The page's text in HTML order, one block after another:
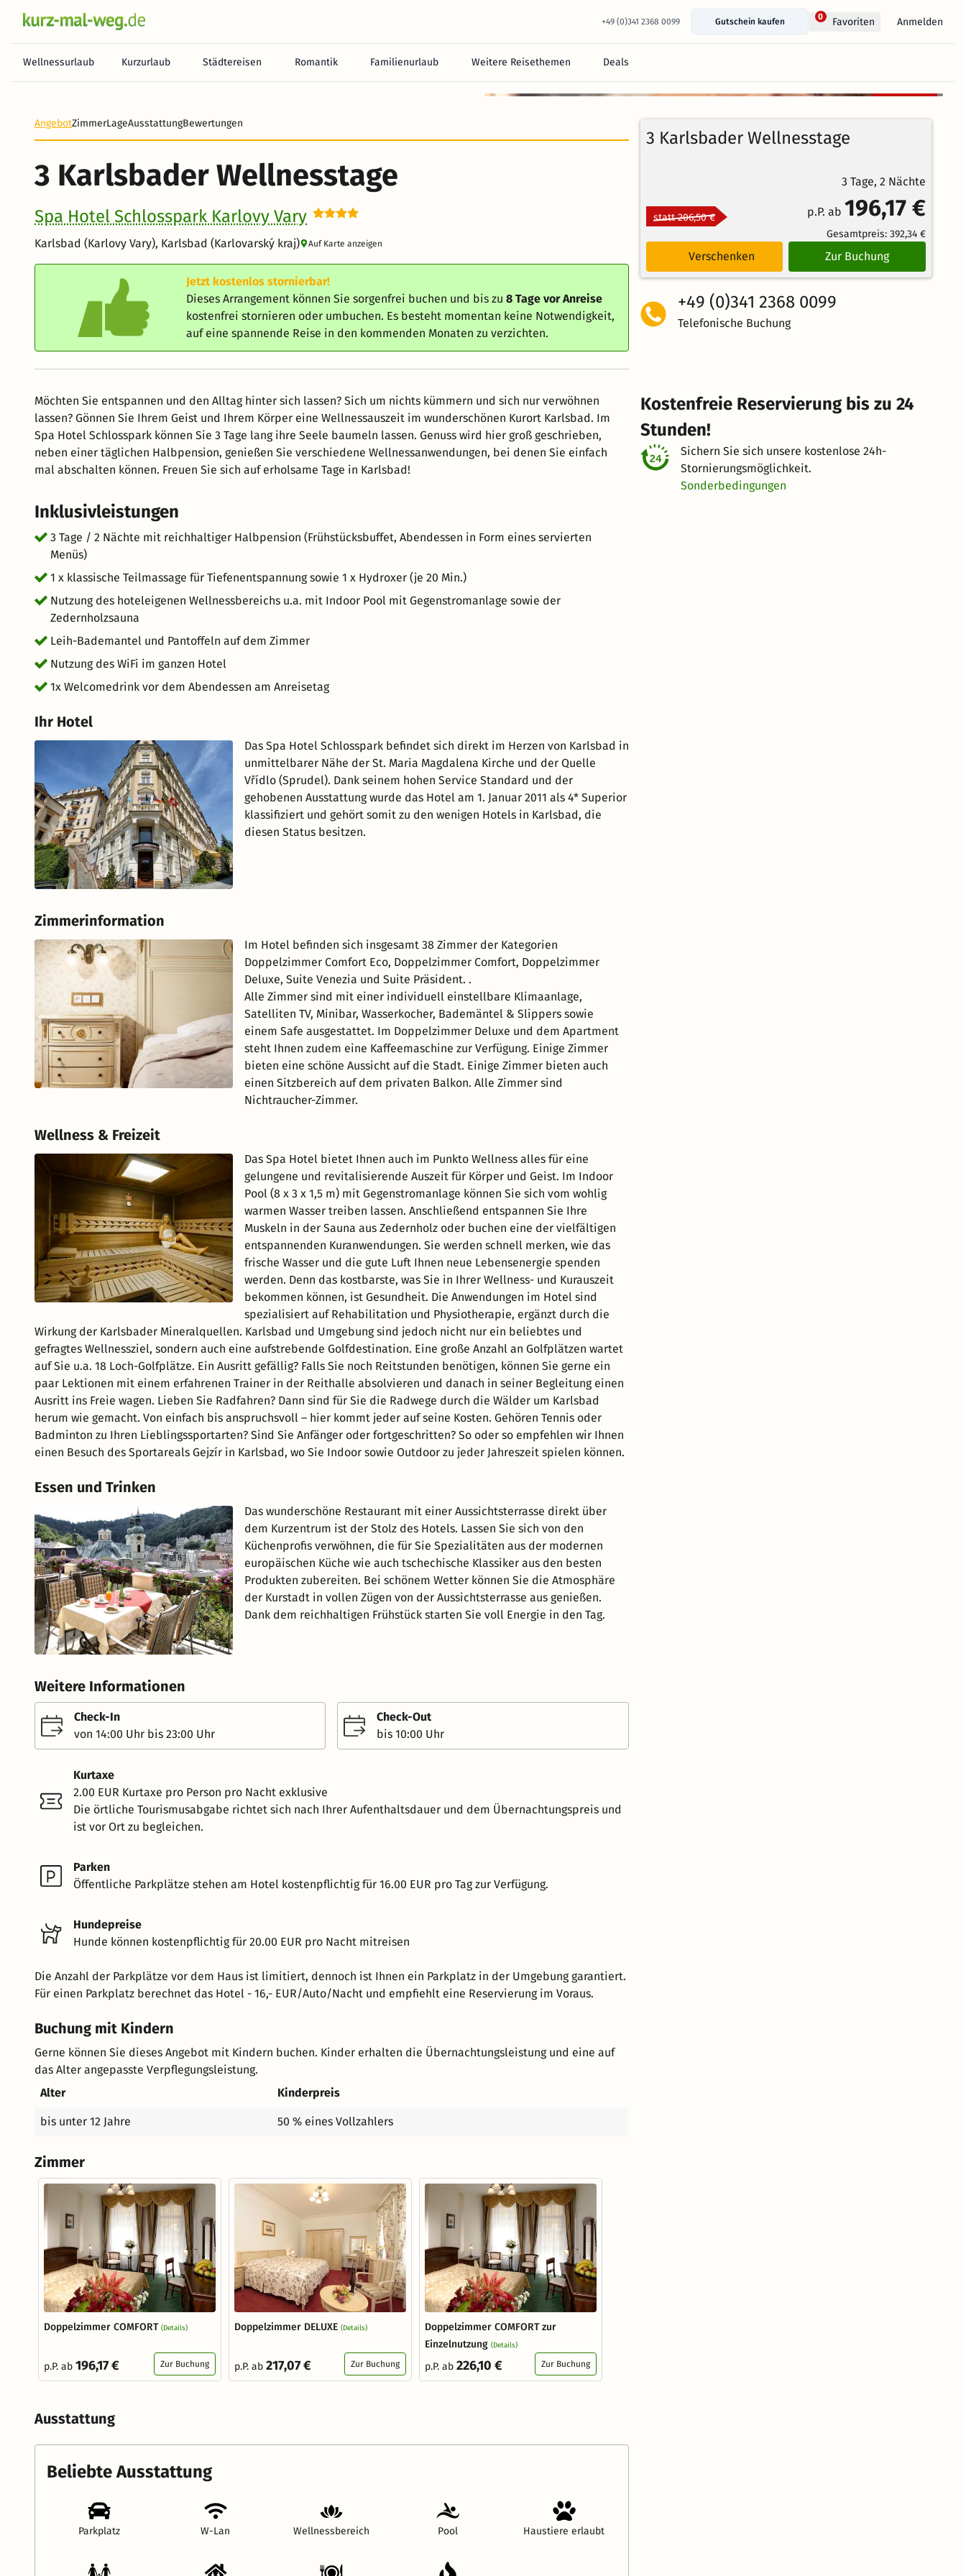
+49 (0)341 2368 0099 Gutschein kaufen
0 Favoriten Anmelden
Wellnessurlaub Kurzurlaub Städtereisen Romantik Familienurlaub Weitere Reisethemen Deals
88%
Bewertungen
4.3
stornierbar
AngebotZimmerLageAusstattungBewertungen
3 Karlsbader Wellnesstage
Spa Hotel Schlosspark Karlovy Vary
Karlsbad (Karlovy Vary), Karlsbad (Karlovarský kraj) Auf Karte anzeigen
Jetzt kostenlos stornierbar!
Dieses Arrangement können Sie sorgenfrei buchen und bis zu8 Tage vor Anreise
kostenfrei stornieren oder umbuchen. Es besteht momentan keine Notwendigkeit,
auf eine spannende Reise in den kommenden Monaten zu verzichten.
Möchten Sie entspannen und den Alltag hinter sich lassen? Sich um nichts kümmern und sich nur verwöhnen
lassen? Gönnen Sie Ihrem Geist und Ihrem Körper eine Wellnessauszeit im wunderschönen Kurort Karlsbad. Im
Spa Hotel Schlosspark können Sie 3 Tage lang ihre Seele baumeln lassen. Genuss wird hier groß geschrieben,
neben einer täglichen Halbpension, genießen Sie verschiedene Wellnessanwendungen, bei denen Sie einfach
mal abschalten können. Freuen Sie sich auf erholsame Tage in Karlsbad!
Inklusivleistungen
3 Tage / 2 Nächte mit reichhaltiger Halbpension (Frühstücksbuffet, Abendessen in Form eines servierten
Menüs)
1 x klassische Teilmassage für Tiefenentspannung sowie 1 x Hydroxer (je 20 Min.)
Nutzung des hoteleigenen Wellnessbereichs u.a. mit Indoor Pool mit Gegenstromanlage sowie der
Zedernholzsauna
Leih-Bademantel und Pantoffeln auf dem Zimmer
Nutzung des WiFi im ganzen Hotel
1x Welcomedrink vor dem Abendessen am Anreisetag
Ihr Hotel
Das Spa Hotel Schlosspark befindet sich direkt im Herzen von Karlsbad in
unmittelbarer Nähe der St. Maria Magdalena Kirche und der Quelle
Vřídlo (Sprudel). Dank seinem hohen Service Standard und der
gehobenen Ausstattung wurde das Hotel am 1. Januar 2011 als 4* Superior
klassifiziert und gehört somit zu den wenigen Hotels in Karlsbad, die
diesen Status besitzen.
Zimmerinformation
Im Hotel befinden sich insgesamt 38 Zimmer der Kategorien
Doppelzimmer Comfort Eco, Doppelzimmer Comfort, Doppelzimmer
Deluxe, Suite Venezia und Suite Präsident. .
Alle Zimmer sind mit einer individuell einstellbare Klimaanlage,
Satelliten TV, Minibar, Wasserkocher, Bademäntel & Slippers sowie
einem Safe ausgestattet. Im Doppelzimmer Deluxe und dem Apartment
steht Ihnen zudem eine Kaffeemaschine zur Verfügung. Einige Zimmer
bieten eine schöne Aussicht auf die Stadt. Einige Zimmer bieten auch
einen Sitzbereich auf dem privaten Balkon. Alle Zimmer sind
Nichtraucher-Zimmer.
Wellness & Freizeit
Das Spa Hotel bietet Ihnen auch im Punkto Wellness alles für eine
gelungene und revitalisierende Auszeit für Körper und Geist. Im Indoor
Pool (8 x 3 x 1,5 m) mit Gegenstromanlage können Sie sich vom wohlig
warmen Wasser treiben lassen. Anschließend entspannen Sie Ihre
Muskeln in der Sauna aus Zedernholz oder buchen eine der vielfältigen
entspannenden Kuranwendungen. Sie werden schnell merken, wie das
frische Wasser und die gute Luft Ihnen neue Lebensenergie spenden
werden. Denn das kostbarste, was Sie in Ihrer Wellness- und Kurauszeit
bekommen können, ist Gesundheit. Die Anwendungen im Hotel sind
spezialisiert auf Rehabilitation und Physiotherapie, ergänzt durch die
Wirkung der Karlsbader Mineralquellen. Karlsbad und Umgebung sind jedoch nicht nur ein beliebtes und
gefragtes Wellnessziel, sondern auch eine aufstrebende Golfdestination. Eine große Anzahl an Golfplätzen wartet
auf Sie u.a. 18 Loch-Golfplätze. Ein Ausritt gefällig? Falls Sie noch Reitstunden benötigen, können Sie gerne ein
paar Lektionen mit einem erfahrenen Trainer in der Reithalle absolvieren und danach in seiner Begleitung einen
Ausritt ins Freie wagen. Lieben Sie Radfahren? Dann sind für Sie die Radwege durch die Wälder um Karlsbad
herum wie gemacht. Von einfach bis anspruchsvoll – hier kommt jeder auf seine Kosten. Gehören Tennis oder
Badminton zu Ihren Lieblingssportarten? Sind Sie Anfänger oder fortgeschritten? So oder so empfehlen wir Ihnen
einen Besuch des Sportareals Gejzír in Karlsbad, wo Sie Indoor sowie Outdoor zu jeder Jahreszeit spielen können.
Essen und Trinken
Das wunderschöne Restaurant mit einer Aussichtsterrasse direkt über
dem Kurzentrum ist der Stolz des Hotels. Lassen Sie sich von den
Küchenprofis verwöhnen, die für Sie Spezialitäten aus der modernen
europäischen Küche wie auch tschechische Klassiker aus den besten
Produkten zubereiten. Bei schönem Wetter können Sie die Atmosphäre
der Kurstadt in vollen Zügen von der Aussichtsterrasse aus genießen.
Dank dem reichhaltigen Frühstück starten Sie voll Energie in den Tag.
Weitere Informationen
Check-In
von 14:00 Uhr bis 23:00 Uhr
Check-Out
bis 10:00 Uhr
Kurtaxe
2.00 EUR Kurtaxe pro Person pro Nacht exklusive
Die örtliche Tourismusabgabe richtet sich nach Ihrer Aufenthaltsdauer und dem Übernachtungspreis und
ist vor Ort zu begleichen.
Parken
Öffentliche Parkplätze stehen am Hotel kostenpflichtig für 16.00 EUR pro Tag zur Verfügung.
Hundepreise
Hunde können kostenpflichtig für 20.00 EUR pro Nacht mitreisen
Die Anzahl der Parkplätze vor dem Haus ist limitiert, dennoch ist Ihnen ein Parkplatz in der Umgebung garantiert.
Für einen Parkplatz berechnet das Hotel - 16,- EUR/Auto/Nacht und empfiehlt eine Reservierung im Voraus.
Buchung mit Kindern
Gerne können Sie dieses Angebot mit Kindern buchen. Kinder erhalten die Übernachtungsleistung und eine auf
das Alter angepasste Verpflegungsleistung.
Alter
Kinderpreis
bis unter 12 Jahre 50 % eines Vollzahlers
Zimmer
Doppelzimmer COMFORT (Details)
p.P. ab 196,17 € Zur Buchung
Doppelzimmer DELUXE (Details)
p.P. ab 217,07 € Zur Buchung
Doppelzimmer COMFORT zur
Einzelnutzung (Details)
p.P. ab 226,10 € Zur Buchung
Ausstattung
Beliebte Ausstattung
Parkplatz W-Lan Wellnessbereich Pool Haustiere erlaubt
3 Karlsbader Wellnesstage
3 Tage, 2 Nächte
statt 206,50 € p.P. ab 196,17 €
Gesamtpreis: 392,34 €
Verschenken Zur Buchung
+49 (0)341 2368 0099
Telefonische Buchung
Kostenfreie Reservierung bis zu 24
Stunden!
Sichern Sie sich unsere kostenlose 24h-
Stornierungsmöglichkeit.
Sonderbedingungen